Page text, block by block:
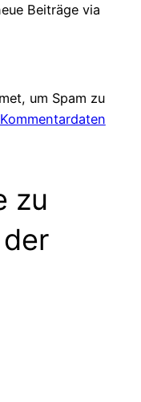
Beiträge via
um Spam zu
zu